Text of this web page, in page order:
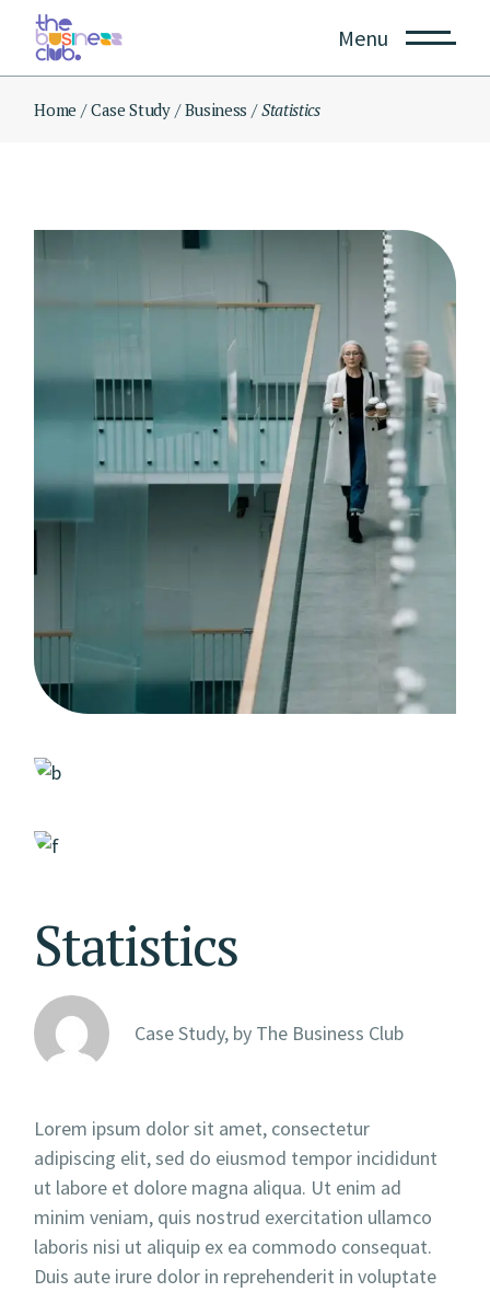
content
Menu
Home Case Study Business Statistics
Statistics
Case Study, by The Business Club
Lorem ipsum dolor sit amet, consectetur
adipiscing elit, sed do eiusmod tempor incididunt
ut labore et dolore magna aliqua. Ut enim ad
minim veniam, quis nostrud exercitation ullamco
laboris nisi ut aliquip ex ea commodo consequat.
Duis aute irure dolor in reprehenderit in voluptate